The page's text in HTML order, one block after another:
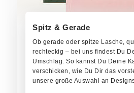
Spitz & Gerade
Ob gerade oder spitze Lasche,
rechteckig – bei uns findest Du
Umschlag. So kannst Du Deine
verschicken, wie Du Dir das
unsere große Auswahl an